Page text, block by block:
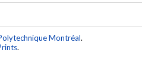
Montréal.
.